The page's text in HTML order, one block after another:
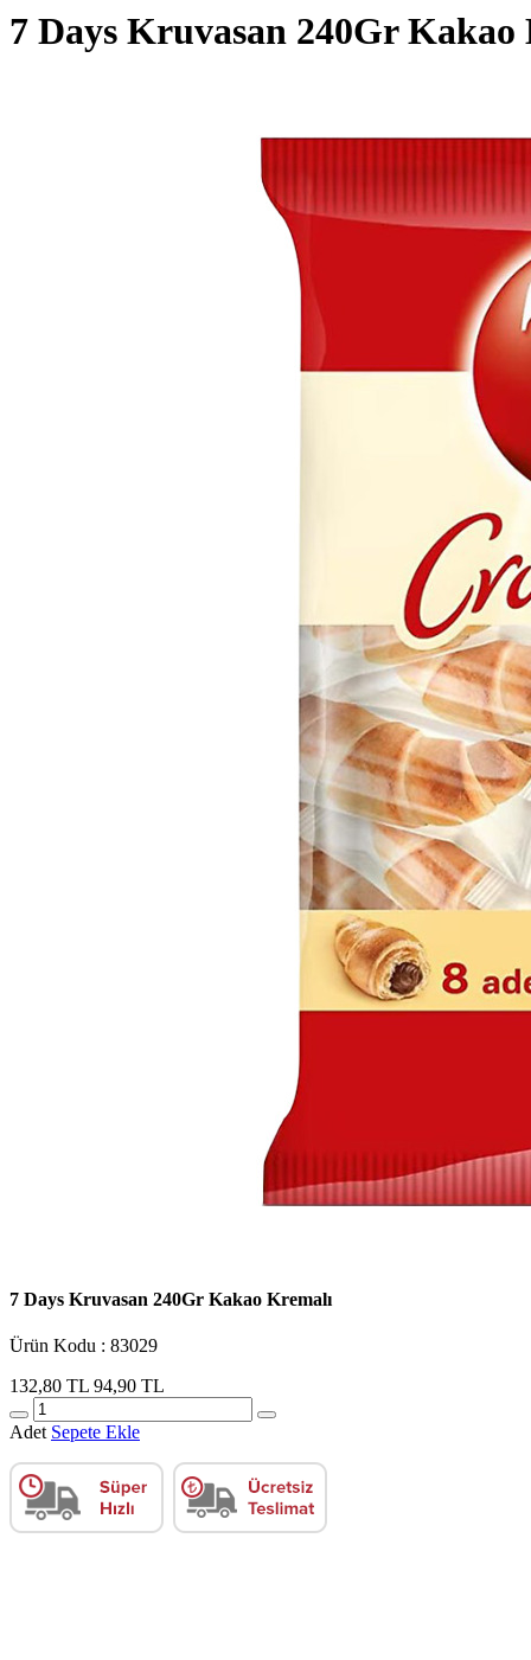
7 Days Kruvasan 240Gr Kakao
7 Days Kruvasan 240Gr Kakao Kremalı
Ürün Kodu : 83029
132,80 TL 94,90 TL
Adet Sepete Ekle